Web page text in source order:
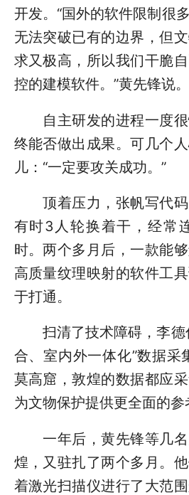
开发。“国外的软件限制很
无法突破已有的边界，但
求又极高，所以我们干脆
控的建模软件。”黄先锋说。
自主研发的进程一度很
终能否做出成果。可几个
儿：“一定要攻关成功。”
顶着压力，张帆写代码
有时3人轮换着干，经常
时。两个多月后，一款能
高质量纹理映射的软件工
于打通。
扫清了技术障碍，李德
合、室内外一体化”数据采
莫高窟，敦煌的数据都应
为文物保护提供更全面的参
一年后，黄先锋等几名
煌，又驻扎了两个多月。
着激光扫描仪进行了大范